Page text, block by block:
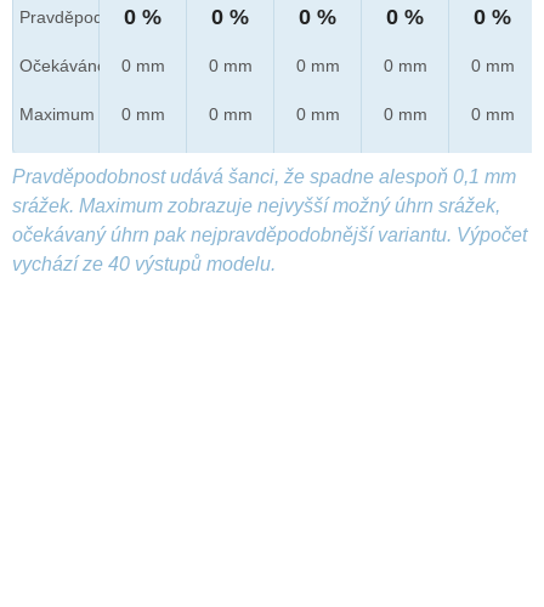
Pravděpod.
Očekáváno
Maximum
0 %
0 mm
0 mm
0 %
0 mm
0 mm
0 %
0 mm
0 mm
0 %
0 mm
0 mm
0 %
0 mm
0 mm
Pravděpodobnost udává šanci, že spadne alespoň 0,1 mm
srážek. Maximum zobrazuje nejvyšší možný úhrn srážek,
očekávaný úhrn pak nejpravděpodobnější variantu. Výpočet
vychází ze 40 výstupů modelu.